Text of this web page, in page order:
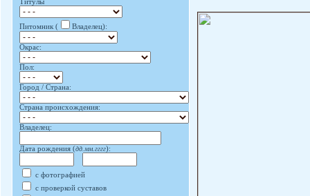
Титулы
Питомник ( Владелец):
Окрас:
Пол:
Город / Страна:
Страна происхождения:
Владелец:
Дата рождения (дд.мм.гггг):
с фотографией
с проверкой суставов